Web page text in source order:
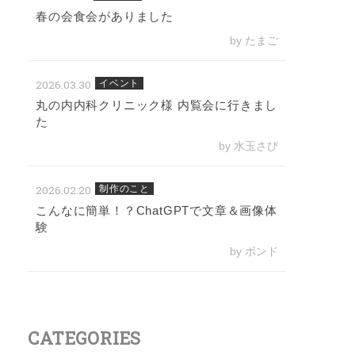
春の会食会がありました
by たまご
2026.03.30 イベント
丸の内内科クリニック様 内覧会に行きまし
た
by 水玉さび
2026.02.20 制作のこと
こんなに簡単！？ChatGPTで文章＆画像体
験
by ボンド
CATEGORIES